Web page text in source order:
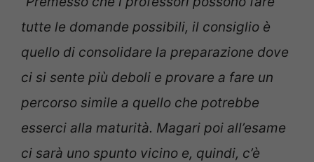
tutte le domande possibili, il consiglio è
quello di consolidare la preparazione dove
ci si sente più deboli e provare a fare un
percorso simile a quello che potrebbe
esserci alla maturità. Magari poi all’esame
ci sarà uno spunto vicino e, quindi, c’è